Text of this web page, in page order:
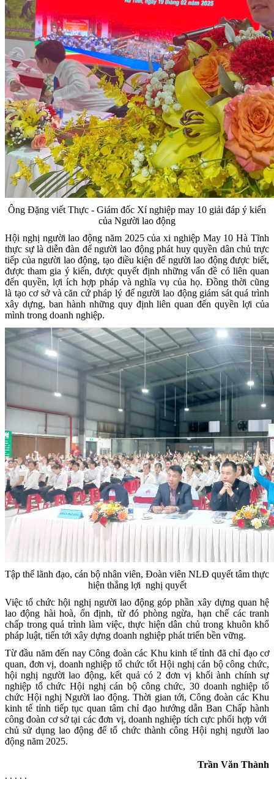
Ông Đặng viết Thực - Giám đốc Xí nghiệp may 10 giải đáp ý kiến
của Người lao động
Hội nghị người lao động năm 2025 của xi nghiệp May 10 Hà Tĩnh
thực sự là diễn đàn để người lao động phát huy quyền dân chủ trực
tiếp của người lao động, tạo điều kiện để người lao động được biết,
được tham gia ý kiến, được quyết định những vấn đề có liên quan
đến quyền, lợi ích hợp pháp và nghĩa vụ của họ. Đồng thời cũng
là tạo cơ sở và căn cứ pháp lý để người lao động giám sát quá trình
xây dựng, ban hành những quy định liên quan đến quyền lợi của
mình trong doanh nghiệp.
Tập thể lãnh đạo, cán bộ nhân viên, Đoàn viên NLĐ quyết tâm thực
hiện thắng lợi nghị quyết
Việc tổ chức hội nghị người lao động góp phần xây dựng quan hệ
lao động hài hoà, ổn định, từ đó phòng ngừa, hạn chế các tranh
chấp trong quá trình làm việc, thực hiện dân chủ trong khuôn khổ
pháp luật, tiến tới xây dựng doanh nghiệp phát triển bền vững.
Từ đầu năm đến nay Công đoàn các Khu kinh tế tỉnh đã chỉ đạo cơ
quan, đơn vị, doanh nghiệp tổ chức tốt Hội nghị cán bộ công chức,
hội nghị người lao động, kết quả có 2 đơn vị khối ành chính sự
nghiệp tổ chức Hội nghị cán bộ công chức, 30 doanh nghiệp tổ
chức Hội nghị Người lao động. Thời gian tới, Công đoàn các Khu
kinh tế tỉnh tiếp tục quan tâm chỉ đạo hướng dẫn Ban Chấp hành
công đoàn cơ sở tại các đơn vị, doanh nghiệp tích cực phối hợp với
chủ sử dụng lao động để tổ chức thành công Hội nghị người lao
động năm 2025.
Trần Văn Thành
. . . . .